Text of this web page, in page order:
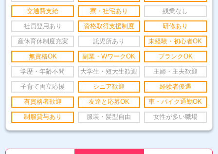
交通費支給 寮・社宅あり 残業なし
社員登用あり 資格取得支援制度 研修あり
産休育休制度充実 託児所あり 未経験・初心者OK
無資格OK 副業・WワークOK ブランクOK
学歴・年齢不問 大学生・短大生歓迎 主婦・主夫歓迎
子育て両立応援 シニア歓迎 経験者優遇
有資格者歓迎 友達と応募OK 車・バイク通勤OK
制服貸与あり 服装・髪型自由 女性が多い職場